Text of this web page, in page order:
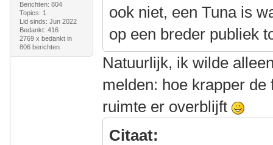
Berichten: 804
Topics: 1
Lid sinds: Jun 2022
Bedankt: 416
2769 x bedankt in
806 berichten
ook niet, een Tuna is
op een breder publiek
Natuurlijk, ik wilde
melden: hoe krapper
ruimte er overblijft
Citaat: